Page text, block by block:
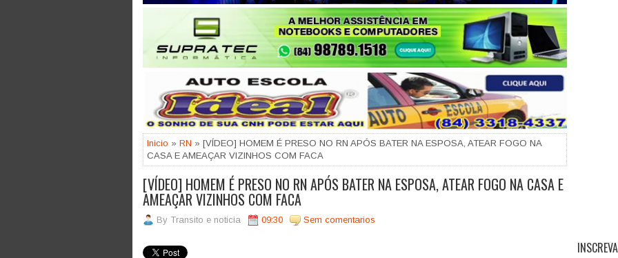
Inicio » RN » [VÍDEO] HOMEM É PRESO NO RN APÓS BATER NA ESPOSA, ATEAR FOGO NA
CASA E AMEAÇAR VIZINHOS COM FACA
[VÍDEO] HOMEM É PRESO NO RN APÓS BATER NA ESPOSA, ATEAR FOGO NA CASA E
AMEAÇAR VIZINHOS COM FACA
By Transito e noticia 09:30 Sem comentarios